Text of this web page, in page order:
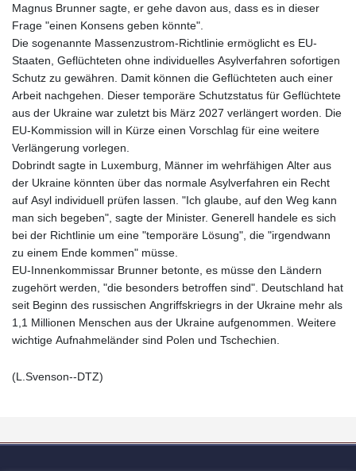
Magnus Brunner sagte, er gehe davon aus, dass es in dieser
Frage "einen Konsens geben könnte".
Die sogenannte Massenzustrom-Richtlinie ermöglicht es EU-
Staaten, Geflüchteten ohne individuelles Asylverfahren sofortigen
Schutz zu gewähren. Damit können die Geflüchteten auch einer
Arbeit nachgehen. Dieser temporäre Schutzstatus für Geflüchtete
aus der Ukraine war zuletzt bis März 2027 verlängert worden. Die
EU-Kommission will in Kürze einen Vorschlag für eine weitere
Verlängerung vorlegen.
Dobrindt sagte in Luxemburg, Männer im wehrfähigen Alter aus
der Ukraine könnten über das normale Asylverfahren ein Recht
auf Asyl individuell prüfen lassen. "Ich glaube, auf den Weg kann
man sich begeben", sagte der Minister. Generell handele es sich
bei der Richtlinie um eine "temporäre Lösung", die "irgendwann
zu einem Ende kommen" müsse.
EU-Innenkommissar Brunner betonte, es müsse den Ländern
zugehört werden, "die besonders betroffen sind". Deutschland hat
seit Beginn des russischen Angriffskriegrs in der Ukraine mehr als
1,1 Millionen Menschen aus der Ukraine aufgenommen. Weitere
wichtige Aufnahmeländer sind Polen und Tschechien.
(L.Svenson--DTZ)